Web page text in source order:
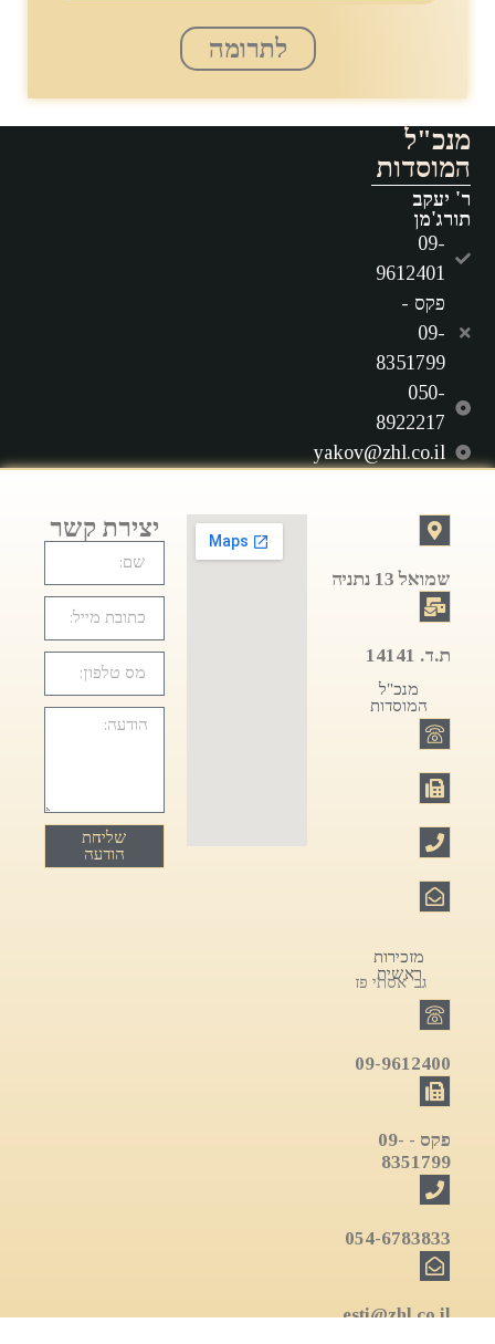
לתרומה
מנכ"ל
המוסדות
ר' יעקב
תורג'מן
09-
9612401
פקס -
09-
8351799
050-
8922217
yakov@zhl.co.il
שמואל 13 נתניה
ת.ד. 14141
מנכ"ל
המוסדות
מזכירות
ראשית
גב' אסתי פז
09-9612400
פקס - 09-
8351799
054-6783833
esti@zhl.co.il
יצירת קשר
שליחת
הודעה